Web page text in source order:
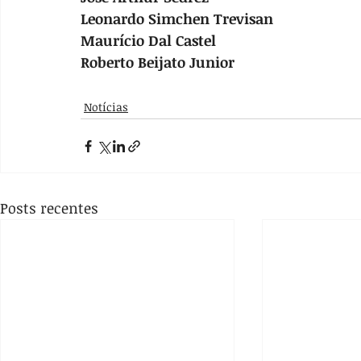
Leonardo Simchen Trevisan
Maurício Dal Castel
Roberto Beijato Junior
Notícias
Posts recentes